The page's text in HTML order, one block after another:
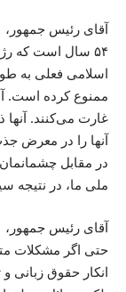
آقای رئیس جمهور،
اسلامی فعلی به
ممنوع کرده است.
غارت می‌کنند. آنها
آنها را در معرض
در مقابل
ملی ما، در
آقای رئیس جمهور،
حتی اگر مشکلات
انکار حقوق زبانی